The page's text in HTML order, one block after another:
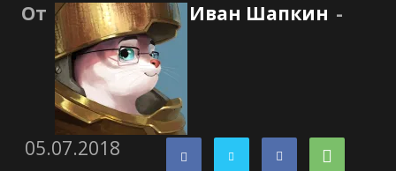
От Иван Шапкин -
05.07.2018